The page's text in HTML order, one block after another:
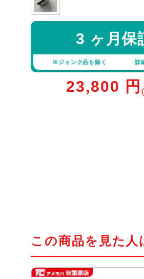
3 ヶ月保
※ジャンク品を除く 詳
23,800 円
この商品を見た